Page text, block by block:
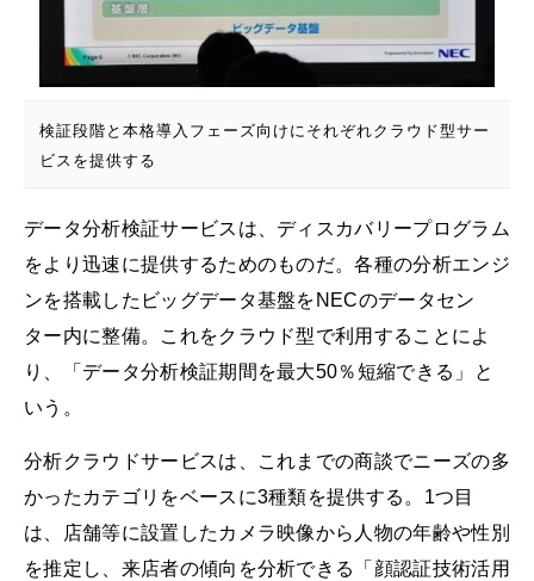
検証段階と本格導入フェーズ向けにそれぞれクラウド型サー
ビスを提供する
データ分析検証サービスは、ディスカバリープログラム
をより迅速に提供するためのものだ。各種の分析エンジ
ンを搭載したビッグデータ基盤をNECのデータセン
ター内に整備。これをクラウド型で利用することによ
り、「データ分析検証期間を最大50％短縮できる」と
いう。
分析クラウドサービスは、これまでの商談でニーズの多
かったカテゴリをベースに3種類を提供する。1つ目
は、店舗等に設置したカメラ映像から人物の年齢や性別
を推定し、来店者の傾向を分析できる「顔認証技術活用